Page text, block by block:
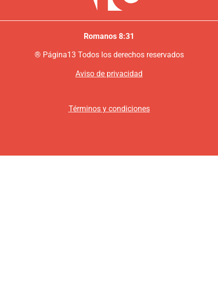
Romanos 8:31
® Página13 Todos los derechos reservados
Aviso de privacidad
Términos y condiciones